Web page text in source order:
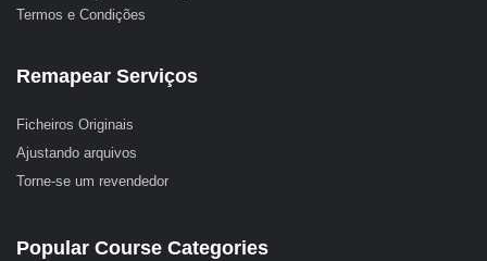
Termos e Condições
Remapear Serviços
Ficheiros Originais
Ajustando arquivos
Torne-se um revendedor
Popular Course Categories